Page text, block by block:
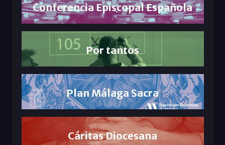
Conferencia Episcopal Española
Por tantos
Plan Málaga Sacra
Cáritas Diocesana